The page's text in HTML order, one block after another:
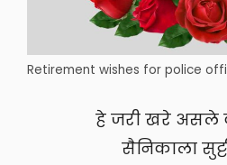
Retirement wishes for police
हे जरी खरे असले
सैनिकाला